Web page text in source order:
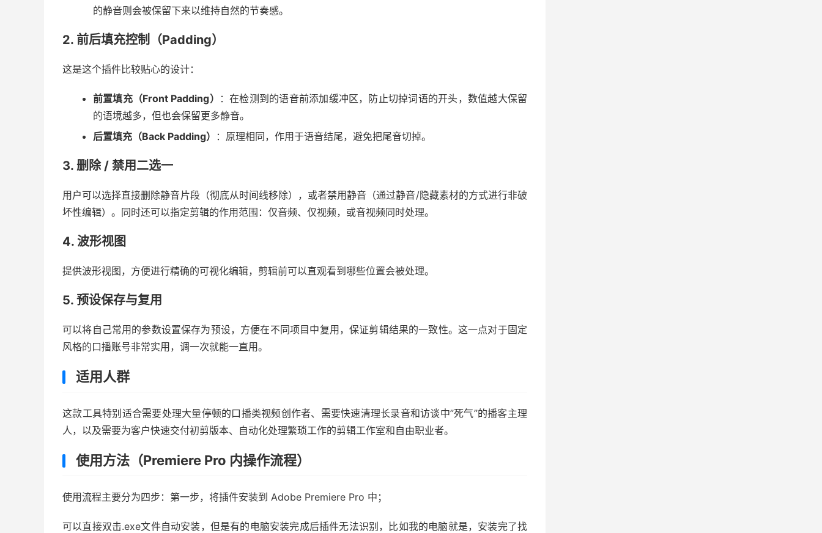
的静音则会被保留下来以维持自然的节奏感。
2. 前后填充控制（Padding）
这是这个插件比较贴心的设计：
前置填充（Front Padding）
：在检测到的语音前添加缓冲区，防止切掉词语的开头，数值越大保留
的语境越多，但也会保留更多静音。
后置填充（Back Padding）
：原理相同，作用于语音结尾，避免把尾音切掉。
3. 删除 / 禁用二选一
用户可以选择直接删除静音片段（彻底从时间线移除），或者禁用静音（通过静音/隐藏素材的方式进行非破
坏性编辑）。同时还可以指定剪辑的作用范围：仅音频、仅视频，或音视频同时处理。
4. 波形视图
提供波形视图，方便进行精确的可视化编辑，剪辑前可以直观看到哪些位置会被处理。
5. 预设保存与复用
可以将自己常用的参数设置保存为预设，方便在不同项目中复用，保证剪辑结果的一致性。这一点对于固定
风格的口播账号非常实用，调一次就能一直用。
适用人群
这款工具特别适合需要处理大量停顿的口播类视频创作者、需要快速清理长录音和访谈中”死气”的播客主理
人，以及需要为客户快速交付初剪版本、自动化处理繁琐工作的剪辑工作室和自由职业者。
使用方法（Premiere Pro 内操作流程）
使用流程主要分为四步：第一步，将插件安装到 Adobe Premiere Pro 中；
可以直接双击.exe文件自动安装，但是有的电脑安装完成后插件无法识别，比如我的电脑就是，安装完了找